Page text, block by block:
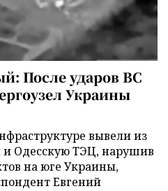
После ударов ВС
Украины
вывели из
и Одесскую ТЭЦ, нарушив
на юге Украины,
Евгений